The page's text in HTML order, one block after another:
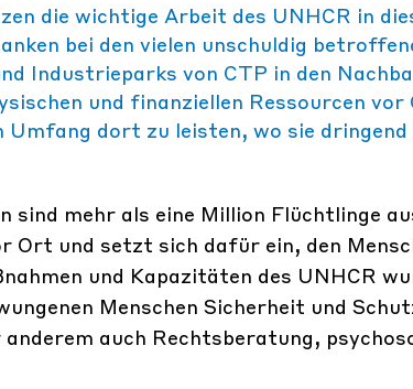
die wichtige Arbeit des UNHCR in
bei den vielen unschuldig
Industrieparks von CTP in den
und finanziellen Ressourcen
Umfang dort zu leisten, wo sie
sind mehr als eine Million Flüchtlinge
Ort und setzt sich dafür ein, den
und Kapazitäten des UNHCR
Menschen Sicherheit und
auch Rechtsberatung,